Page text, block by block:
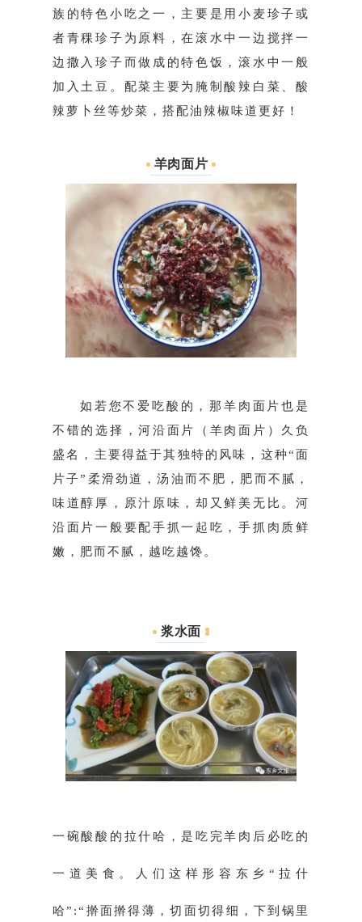
族的特色小吃之一，主要是用小麦珍子或
者青稞珍子为原料，在滚水中一边搅拌一
边撒入珍子而做成的特色饭，滚水中一般
加入土豆。配菜主要为腌制酸辣白菜、酸
辣萝卜丝等炒菜，搭配油辣椒味道更好！
羊肉面片
如若您不爱吃酸的，那羊肉面片也是
不错的选择，河沿面片（羊肉面片）久负
盛名，主要得益于其独特的风味，这种“面
片子”柔滑劲道，汤油而不肥，肥而不腻，
味道醇厚，原汁原味，却又鲜美无比。河
沿面片一般要配手抓一起吃，手抓肉质鲜
嫩，肥而不腻，越吃越馋。
浆水面
一碗酸酸的拉什哈，是吃完羊肉后必吃的
一道美食。人们这样形容东乡“拉什
哈”:“擀面擀得薄，切面切得细，下到锅里